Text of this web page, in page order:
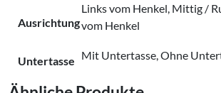
Ausrichtung
Links vom Henkel, Mittig /
vom Henkel
Untertasse Mit Untertasse, Ohne